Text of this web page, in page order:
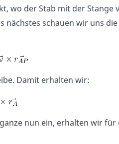
wo der Stab mit der Stange
nächstes schauen wir uns
Damit erhalten wir:
nun ein, erhalten wir